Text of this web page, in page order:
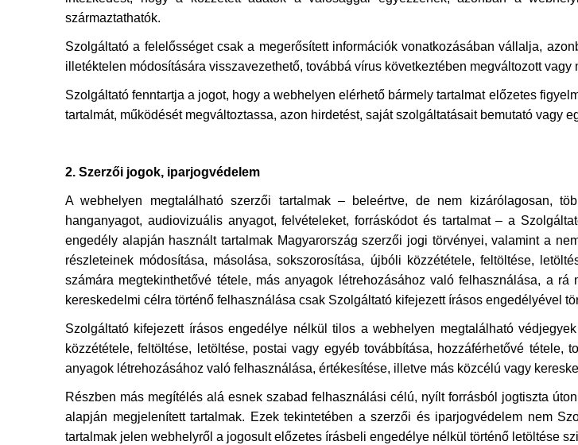
származtathatók.
Szolgáltató a felelősséget csak a megerősített információk vonatkozásában vállalja,
illetéktelen módosítására visszavezethető, továbbá vírus következtében megváltozott vagy
Szolgáltató fenntartja a jogot, hogy a webhelyen elérhető bármely tartalmat előzetes
tartalmát, működését megváltoztassa, azon hirdetést, saját szolgáltatásait bemutató vagy
2. Szerzői jogok, iparjogvédelem
A webhelyen megtalálható szerzői tartalmak – beleértve, de nem kizárólagosan,
hanganyagot, audiovizuális anyagot, felvételeket, forráskódot és tartalmat – a
engedély alapján használt tartalmak Magyarország szerzői jogi törvényei, valamint a
részleteinek módosítása, másolása, sokszorosítása, újbóli közzététele, feltöltése,
számára megtekinthetővé tétele, más anyagok létrehozásához való felhasználása, a
kereskedelmi célra történő felhasználása csak Szolgáltató kifejezett írásos engedélyével
Szolgáltató kifejezett írásos engedélye nélkül tilos a webhelyen megtalálható
közzététele, feltöltése, letöltése, postai vagy egyéb továbbítása, hozzáférhetővé
anyagok létrehozásához való felhasználása, értékesítése, illetve más közcélú vagy
Részben más megítélés alá esnek szabad felhasználási célú, nyílt forrásból jogtiszta
alapján megjelenített tartalmak. Ezek tekintetében a szerzői és iparjogvédelem nem
tartalmak jelen webhelyről a jogosult előzetes írásbeli engedélye nélkül történő letöltése